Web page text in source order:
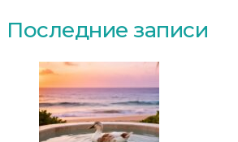
Последние записи